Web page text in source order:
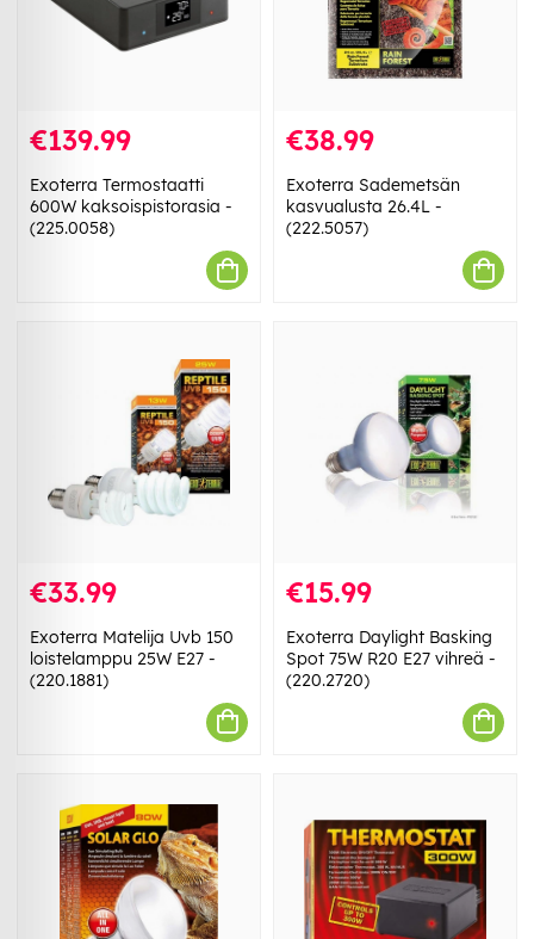
€139.99
Exoterra Termostaatti
600W kaksoispistorasia -
(225.0058)
€38.99
Exoterra Sademetsän
kasvualusta 26.4L -
(222.5057)
€33.99
Exoterra Matelija Uvb 150
loistelamppu 25W E27 -
(220.1881)
€15.99
Exoterra Daylight Basking
Spot 75W R20 E27 vihreä -
(220.2720)